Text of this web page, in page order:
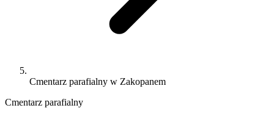
Cmentarz parafialny w Zakopanem
Cmentarz parafialny